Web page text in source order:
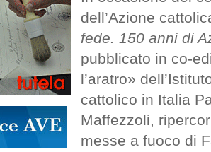
dell’Azione
fede. 150 anni di
pubblicato in co-
l’aratro»
cattolico in Italia
Maffezzoli,
messe a fuoco di